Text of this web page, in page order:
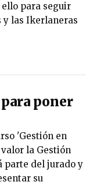
para seguir
y las Ikerlaneras
poner
'Gestión en
la Gestión
parte del jurado y
su